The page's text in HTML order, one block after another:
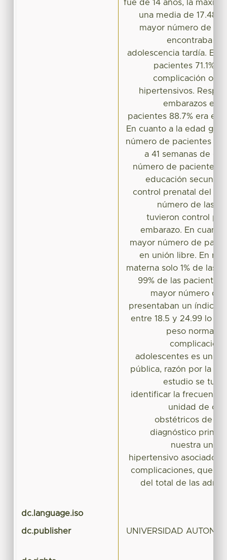
fue de 14 años, la
una media de 17.48
mayor número de
encontraba
adolescencia tardía. El
pacientes 71.1%
complicación
hipertensivos.
embarazos el
pacientes 88.7% era el
En cuanto a la edad
número de pacientes
a 41 semanas de
número de pacientes
educación
control prenatal del
número de las
tuvieron control
embarazo. En
mayor número de
en unión libre. En
materna solo 1% de las
99% de las pacientes
mayor número de
presentaban un índice
entre 18.5 y 24.99 lo
peso normal.
adolescentes es un
pública, razón por la
estudio se
identificar la
unidad de
obstétricos de
diagnóstico
nuestra
hipertensivo asociado
complicaciones, que
del total de las
dc.language.iso
dc.publisher UNIVERSIDAD